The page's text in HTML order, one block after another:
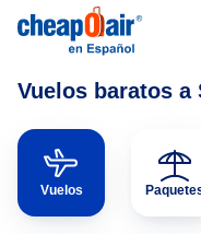
Vuelos baratos a
Vuelos